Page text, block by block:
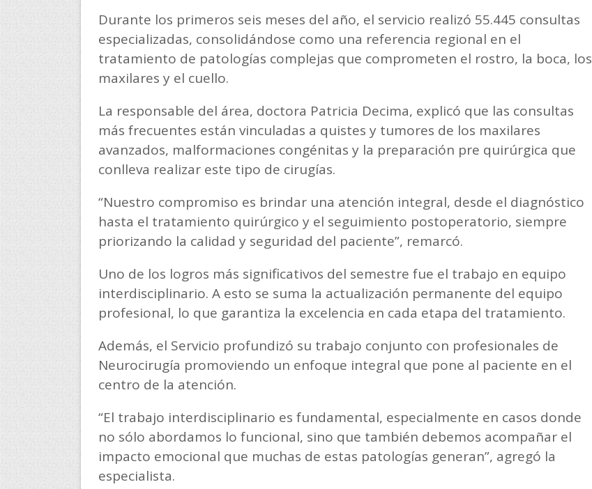
Durante los primeros seis meses del año, el servicio realizó 55.445 consultas
especializadas, consolidándose como una referencia regional en el
tratamiento de patologías complejas que comprometen el rostro, la boca, los
maxilares y el cuello.
La responsable del área, doctora Patricia Decima, explicó que las consultas
más frecuentes están vinculadas a quistes y tumores de los maxilares
avanzados, malformaciones congénitas y la preparación pre quirúrgica que
conlleva realizar este tipo de cirugías.
“Nuestro compromiso es brindar una atención integral, desde el diagnóstico
hasta el tratamiento quirúrgico y el seguimiento postoperatorio, siempre
priorizando la calidad y seguridad del paciente”, remarcó.
Uno de los logros más significativos del semestre fue el trabajo en equipo
interdisciplinario. A esto se suma la actualización permanente del equipo
profesional, lo que garantiza la excelencia en cada etapa del tratamiento.
Además, el Servicio profundizó su trabajo conjunto con profesionales de
Neurocirugía promoviendo un enfoque integral que pone al paciente en el
centro de la atención.
“El trabajo interdisciplinario es fundamental, especialmente en casos donde
no sólo abordamos lo funcional, sino que también debemos acompañar el
impacto emocional que muchas de estas patologías generan”, agregó la
especialista.